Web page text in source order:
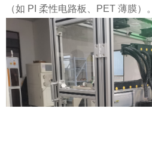
（如 PI 柔性电路板、PET 薄膜）。